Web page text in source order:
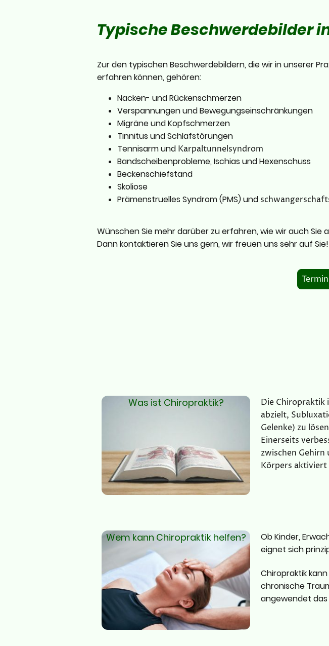
Typische Beschwerdebilder
Zur den typischen Beschwerdebildern, die wir in unserer
erfahren können, gehören:
Nacken- und Rückenschmerzen
Verspannungen und Bewegungseinschränkungen
Migräne und Kopfschmerzen
Tinnitus und Schlafstörungen
Tennisarm und Karpaltunnelsyndrom
Bandscheibenprobleme, Ischias und Hexenschuss
Beckenschiefstand
Skoliose
Prämenstruelles Syndrom (PMS) und
Wünschen Sie mehr darüber zu erfahren, wie wir auch
Dann kontaktieren Sie uns gern, wir freuen uns sehr auf Sie!
Was ist Chiropraktik?
Die Chiropraktik
abzielt,
Gelenke) zu
Einerseits
zwischen
Körpers
Wem kann Chiropraktik helfen?
Ob Kinder,
eignet sich
Chiropraktik
chronische
angewendet das